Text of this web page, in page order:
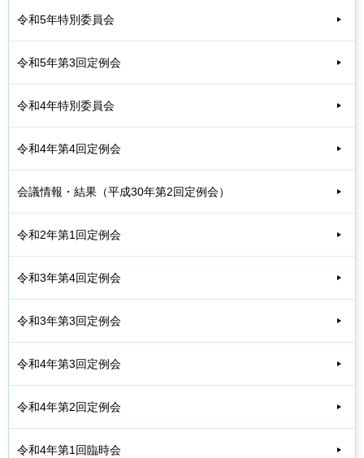
令和5年特別委員会
令和5年第3回定例会
令和4年特別委員会
令和4年第4回定例会
会議情報・結果（平成30年第2回定例会）
令和2年第1回定例会
令和3年第4回定例会
令和3年第3回定例会
令和4年第3回定例会
令和4年第2回定例会
令和4年第1回臨時会